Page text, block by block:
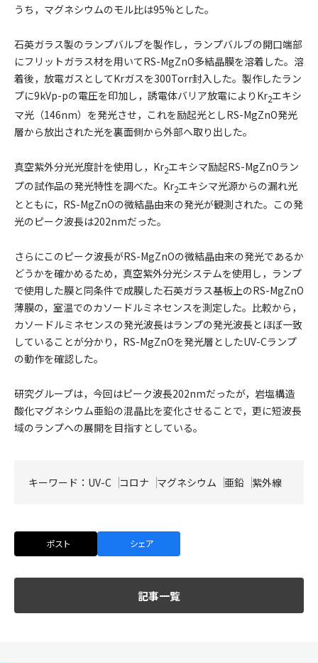
うち，マグネシウムのモル比は95%とした。
石英ガラス製のランプバルブを製作し，ランプバルブの開口端部
にフリットガラス材を用いてRS-MgZnO多結晶膜を溶着した。溶
着後，放電ガスとしてKrガスを300Torr封入した。製作したラン
プに9kVp-pの電圧を印加し，誘電体バリア放電によりKr2エキシ
マ光（146nm）を発光させ，これを励起光としRS-MgZnO発光
層から放出された光を裏面側から外部へ取り出した。
真空紫外分光光度計を使用し，Kr2エキシマ励起RS-MgZnOラン
プの試作品の発光特性を調べた。Kr2エキシマ光源からの漏れ光
とともに，RS-MgZnOの微結晶由来の発光が観測された。この発
光のピーク波長は202nmだった。
さらにこのピーク波長がRS-MgZnOの微結晶由来の発光であるか
どうかを確かめるため，真空紫外分光システムを使用し，ランプ
で使用した膜と同条件で成膜した石英ガラス基板上のRS-MgZnO
薄膜の，室温でのカソードルミネセンスを測定した。比較から，
カソードルミネセンスの発光波長はランプの発光波長とほぼ一致
していることが分かり，RS-MgZnOを発光層としたUV-Cランプ
の動作を確認した。
研究グループは，今回はピーク波長202nmだったが，岩塩構造
酸化マグネシウム亜鉛の混晶比を変化させることで，更に短波長
域のランプへの展開を目指すとしている。
キーワード： UV-C コロナ マグネシウム 亜鉛 紫外線
ポスト シェア
記事一覧